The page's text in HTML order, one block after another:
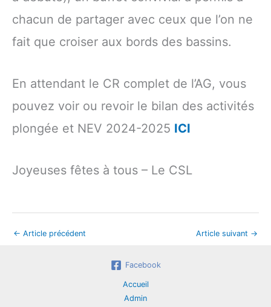
chacun de partager avec ceux que l’on ne
fait que croiser aux bords des bassins.
En attendant le CR complet de l’AG, vous
pouvez voir ou revoir le bilan des activités
plongée et NEV 2024-2025 ICI
Joyeuses fêtes à tous – Le CSL
← Article précédent Article suivant →
Facebook
Accueil
Admin